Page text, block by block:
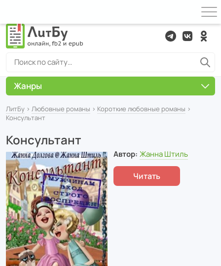
ЛитБу › Любовные романы › Короткие любовные романы ›
Консультант
Консультант
Автор: Жанна Штиль
Читать
Жанры